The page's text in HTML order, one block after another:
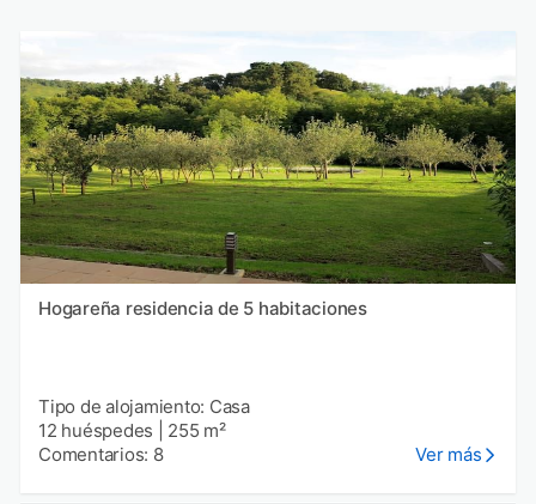
Hogareña residencia de 5 habitaciones
Tipo de alojamiento: Casa
12 huéspedes
255 m²
Comentarios: 8
Ver más